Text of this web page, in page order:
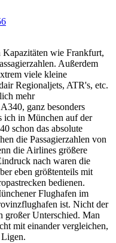
Kapazitäten wie Frankfurt,
Außerdem
viele kleine
Regionaljets, ATR's, etc.
mehr
ganz besonders
ich in München auf der
schon das absolute
die Passagierzahlen von
die Airlines größere
nach waren die
eben größtenteils mit
bedienen.
Flughafen im
ist. Nicht der
großer Unterschied. Man
mit einander vergleichen,
Ligen.